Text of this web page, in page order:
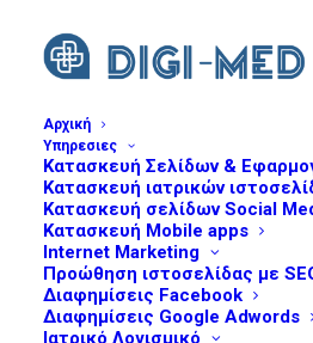
Αρχική
Υπηρεσιες
Κατασκευή Σελίδων &
Κατασκευή ιατρικών
Κατασκευή σελίδων Social
Κατασκευή Mobile apps
Internet Marketing
Προώθηση ιστοσελίδας με
Διαφημίσεις Facebook
Διαφημίσεις Google Adwords
Ιατρικό Λογισμικό
laptop-website-
Home Αρχική laptop-